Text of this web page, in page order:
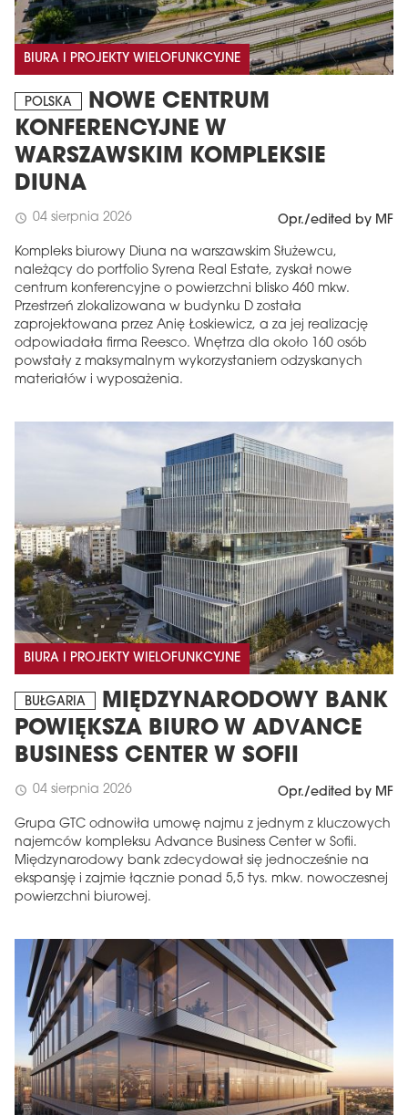
BIURA I PROJEKTY WIELOFUNKCYJNE
POLSKA
NOWE CENTRUM
KONFERENCYJNE W
WARSZAWSKIM KOMPLEKSIE
DIUNA
schedule 04 sierpnia 2026 Opr./edited by MF
Kompleks biurowy Diuna na warszawskim Służewcu,
należący do portfolio Syrena Real Estate, zyskał nowe
centrum konferencyjne o powierzchni blisko 460 mkw.
Przestrzeń zlokalizowana w budynku D została
zaprojektowana przez Anię Łoskiewicz, a za jej realizację
odpowiadała firma Reesco. Wnętrza dla około 160 osób
powstały z maksymalnym wykorzystaniem odzyskanych
materiałów i wyposażenia.
BIURA I PROJEKTY WIELOFUNKCYJNE
BUŁGARIA
MIĘDZYNARODOWY BANK
POWIĘKSZA BIURO W ADVANCE
BUSINESS CENTER W SOFII
schedule 04 sierpnia 2026 Opr./edited by MF
Grupa GTC odnowiła umowę najmu z jednym z kluczowych
najemców kompleksu Advance Business Center w Sofii.
Międzynarodowy bank zdecydował się jednocześnie na
ekspansję i zajmie łącznie ponad 5,5 tys. mkw. nowoczesnej
powierzchni biurowej.